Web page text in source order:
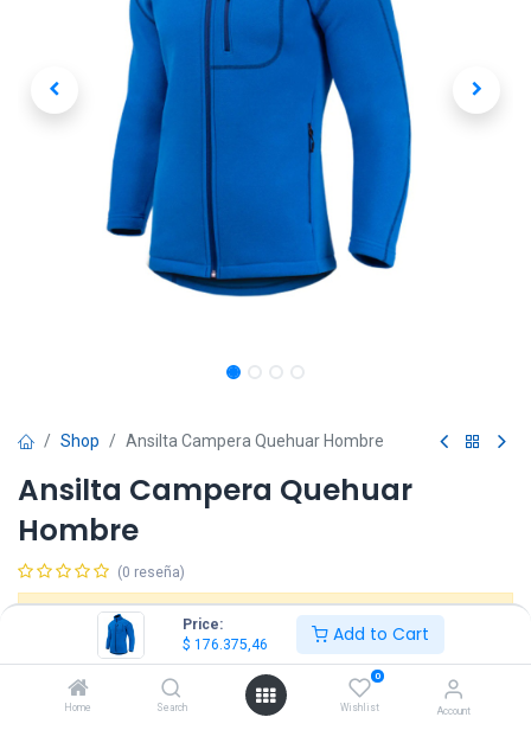
Price:
$ 176.375,46 Add to Cart
Home Search
0
Wishlist Account
Shop Ansilta Campera Quehuar Hombre
Ansilta Campera Quehuar
Hombre
(0 reseña)
Este producto ya no está disponible.